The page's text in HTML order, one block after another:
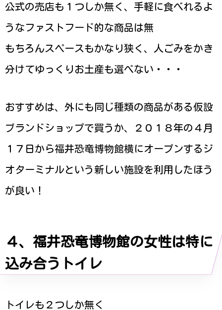
公式の売店も１つしか無く、手軽に食べれるよ
うなファストフード的な商品は無
もちろんスペースもかなり狭く、人ごみをかき
分けてゆっくりお土産も選べない・・・
おすすめは、外にも同じ種類の商品がある仮設
ブランドショップで買うか、２０１８年の４月
１７日から福井恐竜博物館横にオープンするジ
オターミナルという新しい施設を利用したほう
が良い！
４、福井恐竜博物館の女性は特に
込み合うトイレ
トイレも２つしか無く